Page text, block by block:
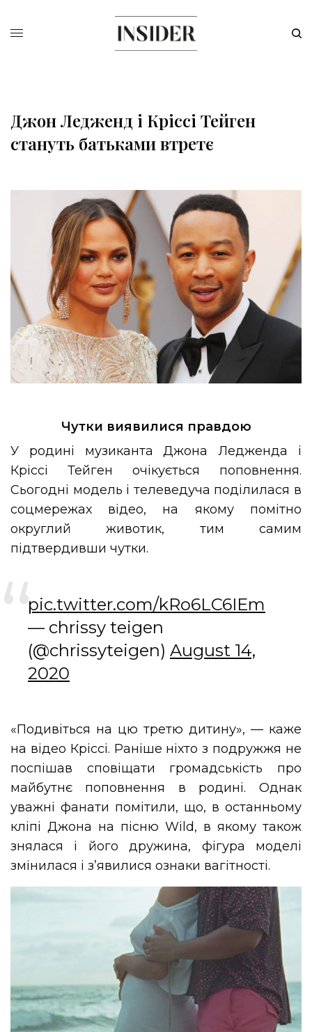
Джон Ледженд і Кріссі Тейген
стануть батьками втретє
Чутки виявилися правдою
У родині музиканта Джона Ледженда і
Кріссі Тейген очікується поповнення.
Сьогодні модель і телеведуча поділилася в
соцмережах відео, на якому помітно
округлий животик, тим самим
підтвердивши чутки.
pic.twitter.com/kRo6LC6IEm
— chrissy teigen
(@chrissyteigen)August 14,
2020
«Подивіться на цю третю дитину», — каже
на відео Кріссі. Раніше ніхто з подружжя не
поспішав сповіщати громадськість про
майбутнє поповнення в родині. Однак
уважні фанати помітили, що, в останньому
кліпі Джона на пісню Wild, в якому також
знялася і його дружина, фігура моделі
змінилася і з’явилися ознаки вагітності.